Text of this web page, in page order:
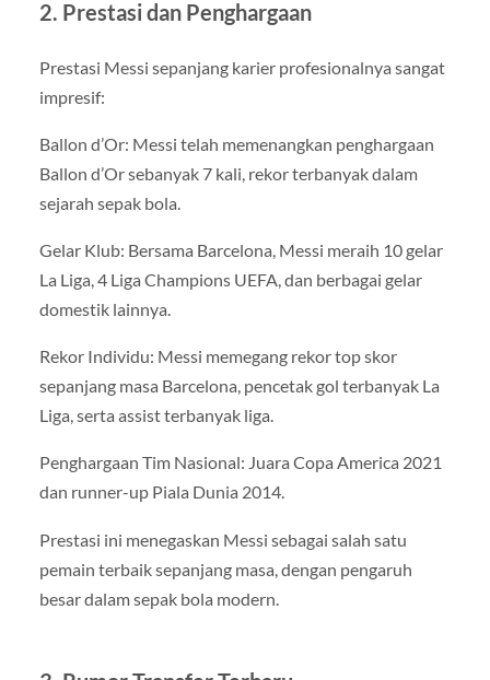
2. Prestasi dan Penghargaan
Prestasi Messi sepanjang karier profesionalnya sangat
impresif:
Ballon d’Or: Messi telah memenangkan penghargaan
Ballon d’Or sebanyak 7 kali, rekor terbanyak dalam
sejarah sepak bola.
Gelar Klub: Bersama Barcelona, Messi meraih 10 gelar
La Liga, 4 Liga Champions UEFA, dan berbagai gelar
domestik lainnya.
Rekor Individu: Messi memegang rekor top skor
sepanjang masa Barcelona, pencetak gol terbanyak La
Liga, serta assist terbanyak liga.
Penghargaan Tim Nasional: Juara Copa America 2021
dan runner-up Piala Dunia 2014.
Prestasi ini menegaskan Messi sebagai salah satu
pemain terbaik sepanjang masa, dengan pengaruh
besar dalam sepak bola modern.